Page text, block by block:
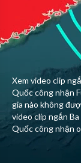
Xem video clip
Quốc công nhận
gia nào không
video clip ngắn
Quốc công nhận